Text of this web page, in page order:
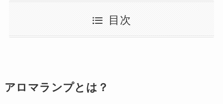
目次
アロマランプとは？